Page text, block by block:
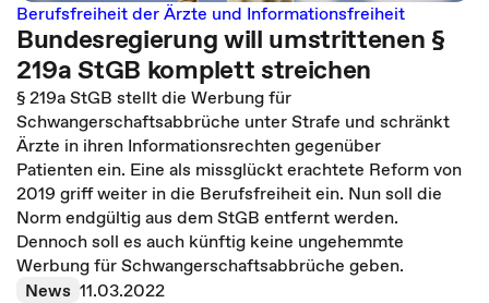
Berufsfreiheit der Ärzte und Informationsfreiheit
Bundesregierung will umstrittenen §
219a StGB komplett streichen
§ 219a StGB stellt die Werbung für
Schwangerschaftsabbrüche unter Strafe und schränkt
Ärzte in ihren Informationsrechten gegenüber
Patienten ein. Eine als missglückt erachtete Reform von
2019 griff weiter in die Berufsfreiheit ein. Nun soll die
Norm endgültig aus dem StGB entfernt werden.
Dennoch soll es auch künftig keine ungehemmte
Werbung für Schwangerschaftsabbrüche geben.
News 11.03.2022